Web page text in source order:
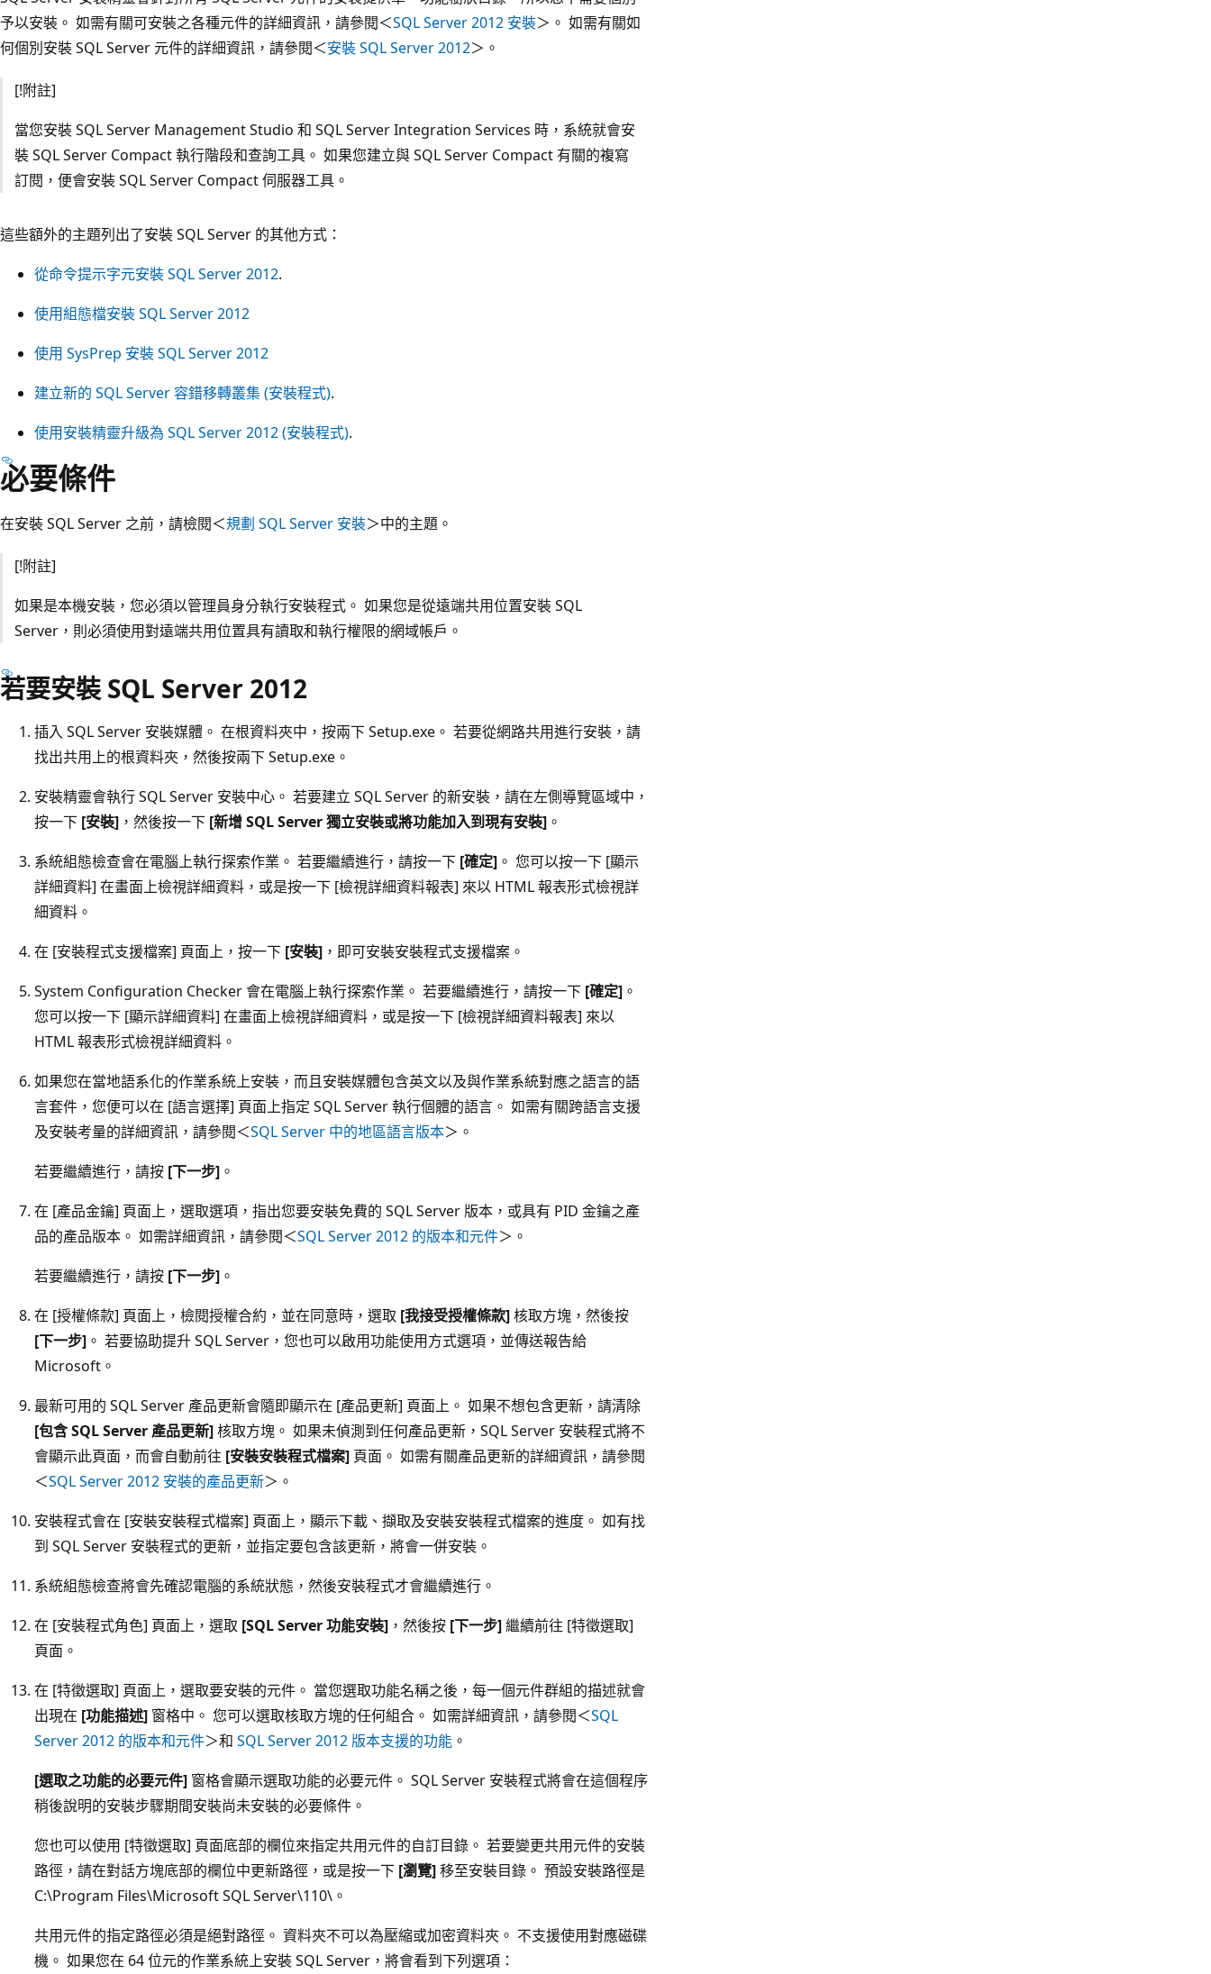
予以安裝。 如需有關可安裝之各種元件的詳細資訊，請參閱＜SQL Server 2012 安裝＞。 如需有關如
何個別安裝 SQL Server 元件的詳細資訊，請參閱＜安裝 SQL Server 2012＞。
[!附註]
當您安裝 SQL Server Management Studio 和 SQL Server Integration Services 時，系統就會安
裝 SQL Server Compact 執行階段和查詢工具。 如果您建立與 SQL Server Compact 有關的複寫
訂閱，便會安裝 SQL Server Compact 伺服器工具。
這些額外的主題列出了安裝 SQL Server 的其他方式：
從命令提示字元安裝 SQL Server 2012.
使用組態檔安裝 SQL Server 2012
使用 SysPrep 安裝 SQL Server 2012
建立新的 SQL Server 容錯移轉叢集 (安裝程式).
使用安裝精靈升級為 SQL Server 2012 (安裝程式).
必要條件
在安裝 SQL Server 之前，請檢閱＜規劃 SQL Server 安裝＞中的主題。
[!附註]
如果是本機安裝，您必須以管理員身分執行安裝程式。 如果您是從遠端共用位置安裝 SQL
Server，則必須使用對遠端共用位置具有讀取和執行權限的網域帳戶。
若要安裝 SQL Server 2012
插入 SQL Server 安裝媒體。 在根資料夾中，按兩下 Setup.exe。 若要從網路共用進行安裝，請
找出共用上的根資料夾，然後按兩下 Setup.exe。
安裝精靈會執行 SQL Server 安裝中心。 若要建立 SQL Server 的新安裝，請在左側導覽區域中，
按一下 [安裝] ，然後按一下 [新增 SQL Server 獨立安裝或將功能加入到現有安裝] 。
系統組態檢查會在電腦上執行探索作業。 若要繼續進行，請按一下 [確定] 。 您可以按一下 [顯示
詳細資料] 在畫面上檢視詳細資料，或是按一下 [檢視詳細資料報表] 來以 HTML 報表形式檢視詳
細資料。
在 [安裝程式支援檔案] 頁面上，按一下 [安裝] ，即可安裝安裝程式支援檔案。
System Configuration Checker 會在電腦上執行探索作業。 若要繼續進行，請按一下 [確定] 。
您可以按一下 [顯示詳細資料] 在畫面上檢視詳細資料，或是按一下 [檢視詳細資料報表] 來以
HTML 報表形式檢視詳細資料。
如果您在當地語系化的作業系統上安裝，而且安裝媒體包含英文以及與作業系統對應之語言的語
言套件，您便可以在 [語言選擇] 頁面上指定 SQL Server 執行個體的語言。 如需有關跨語言支援
及安裝考量的詳細資訊，請參閱＜SQL Server 中的地區語言版本＞。
若要繼續進行，請按 [下一步] 。
在 [產品金鑰] 頁面上，選取選項，指出您要安裝免費的 SQL Server 版本，或具有 PID 金鑰之產
品的產品版本。 如需詳細資訊，請參閱＜SQL Server 2012 的版本和元件＞。
若要繼續進行，請按 [下一步] 。
在 [授權條款] 頁面上，檢閱授權合約，並在同意時，選取 [我接受授權條款]核取方塊，然後按
[下一步] 。 若要協助提升 SQL Server，您也可以啟用功能使用方式選項，並傳送報告給
Microsoft。
最新可用的 SQL Server 產品更新會隨即顯示在 [產品更新] 頁面上。 如果不想包含更新，請清除
[包含 SQL Server 產品更新]核取方塊。 如果未偵測到任何產品更新，SQL Server 安裝程式將不
會顯示此頁面，而會自動前往 [安裝安裝程式檔案] 頁面。 如需有關產品更新的詳細資訊，請參閱
＜SQL Server 2012 安裝的產品更新＞。
安裝程式會在 [安裝安裝程式檔案] 頁面上，顯示下載、擷取及安裝安裝程式檔案的進度。 如有找
到 SQL Server 安裝程式的更新，並指定要包含該更新，將會一併安裝。
系統組態檢查將會先確認電腦的系統狀態，然後安裝程式才會繼續進行。
在 [安裝程式角色] 頁面上，選取 [SQL Server 功能安裝] ，然後按 [下一步]繼續前往 [特徵選取]
頁面。
在 [特徵選取] 頁面上，選取要安裝的元件。 當您選取功能名稱之後，每一個元件群組的描述就會
出現在 [功能描述] 窗格中。 您可以選取核取方塊的任何組合。 如需詳細資訊，請參閱＜SQL
Server 2012 的版本和元件＞和 SQL Server 2012 版本支援的功能 。
[選取之功能的必要元件] 窗格會顯示選取功能的必要元件。 SQL Server 安裝程式將會在這個程序
稍後說明的安裝步驟期間安裝尚未安裝的必要條件。
您也可以使用 [特徵選取] 頁面底部的欄位來指定共用元件的自訂目錄。 若要變更共用元件的安裝
路徑，請在對話方塊底部的欄位中更新路徑，或是按一下 [瀏覽]移至安裝目錄。 預設安裝路徑是
C:\Program Files\Microsoft SQL Server\110\。
共用元件的指定路徑必須是絕對路徑。 資料夾不可以為壓縮或加密資料夾。 不支援使用對應磁碟
機。 如果您在 64 位元的作業系統上安裝 SQL Server，將會看到下列選項：